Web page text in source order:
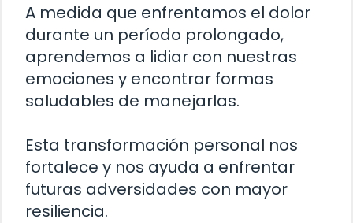
A medida que enfrentamos el dolor
durante un período prolongado,
aprendemos a lidiar con nuestras
emociones y encontrar formas
saludables de manejarlas.
Esta transformación personal nos
fortalece y nos ayuda a enfrentar
futuras adversidades con mayor
resiliencia.